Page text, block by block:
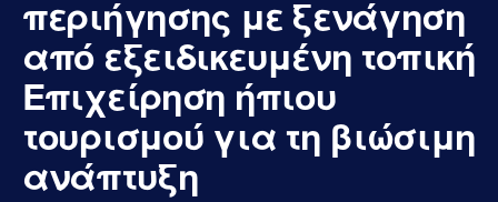
περιήγησης με ξενάγηση
από εξειδικευμένη τοπική
Επιχείρηση ήπιου
τουρισμού για τη βιώσιμη
ανάπτυξη